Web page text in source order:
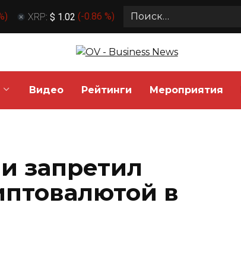
) XRP: $ 1.02 (-0.86 %)
Search
Видео Рейтинги Мероприятия
запретил
в